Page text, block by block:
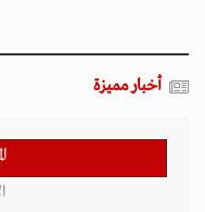
أخبار مميزة